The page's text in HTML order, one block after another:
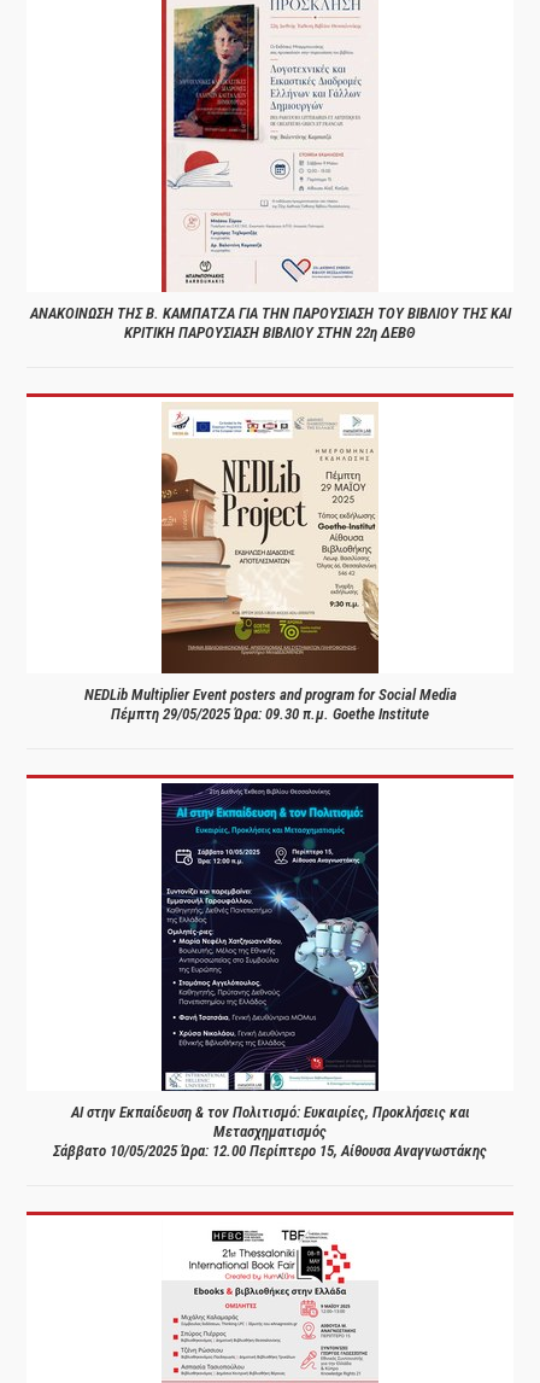
ΑΝΑΚΟΙΝΩΣΗ ΤΗΣ Β. ΚΑΜΠΑΤΖΑ ΓΙΑ ΤΗΝ ΠΑΡΟΥΣΙΑΣΗ ΤΟΥ ΒΙΒΛΙΟΥ ΤΗΣ ΚΑΙ
ΚΡΙΤΙΚΗ ΠΑΡΟΥΣΙΑΣΗ ΒΙΒΛΙΟΥ ΣΤΗΝ 22η ΔΕΒΘ
NEDLib Multiplier Event posters and program for Social Media
Πέμπτη 29/05/2025 Ώρα: 09.30 π.μ. Goethe Institute
AI στην Εκπαίδευση & τον Πολιτισμό: Ευκαιρίες, Προκλήσεις και
Μετασχηματισμός
Σάββατο 10/05/2025 Ώρα: 12.00 Περίπτερο 15, Αίθουσα Αναγνωστάκης